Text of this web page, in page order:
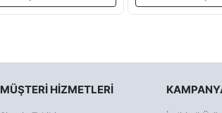
MÜŞTERI HIZMETLERI